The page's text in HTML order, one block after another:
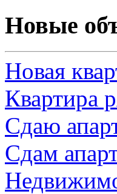
Новые
Новая
Квартира
Сдаю
Сдам